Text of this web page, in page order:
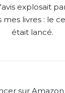
explosait
mes livres : le
était lancé.
sur